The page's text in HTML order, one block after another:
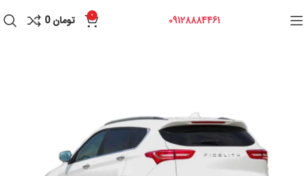
09128884461
0 تومان0